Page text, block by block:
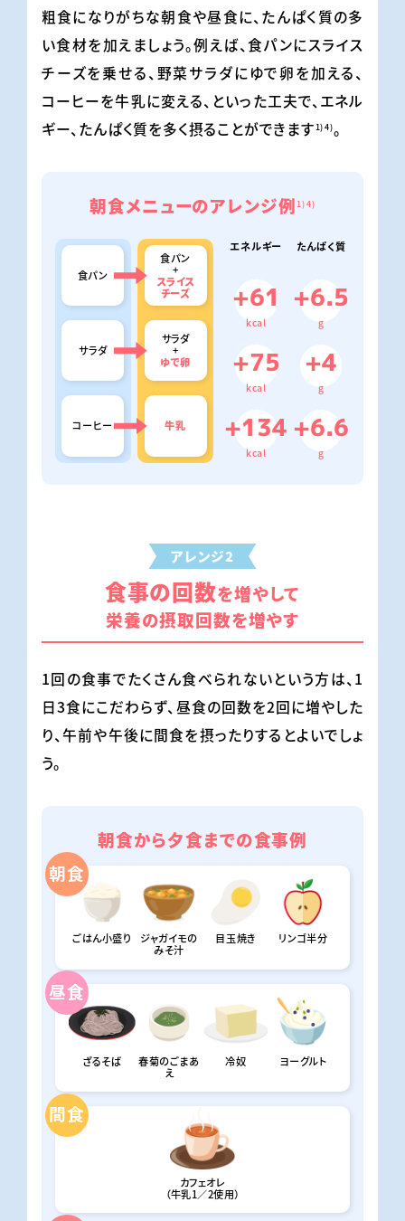
粗食になりがちな朝食や昼食に、たんぱく質の多
い食材を加えましょう。例えば、食パンにスライス
チーズを乗せる、野菜サラダにゆで卵を加える、
コーヒーを牛乳に変える、といった工夫で、エネル
ギー、たんぱく質を多く摂ることができます1)4)。
朝食メニューのアレンジ例1)4)
食パン
サラダ
コーヒー
食パン
+
スライス
チーズ
サラダ
+
ゆで卵
牛乳
エネルギー
+61
kcal
+75
kcal
+134
kcal
たんぱく質
+6.5
g
+4
g
+6.6
g
アレンジ2
食事の回数を増やして
栄養の摂取回数を増やす
1回の食事でたくさん食べられないという方は、1
日3食にこだわらず、昼食の回数を2回に増やした
り、午前や午後に間食を摂ったりするとよいでしょ
う。
朝食から夕食までの食事例
朝食
ごはん小盛り
ジャガイモの
みそ汁
目玉焼き リンゴ半分
昼食
ざるそば
春菊のごまあ
え
冷奴 ヨーグルト
間食
カフェオレ
（牛乳1／2使用）